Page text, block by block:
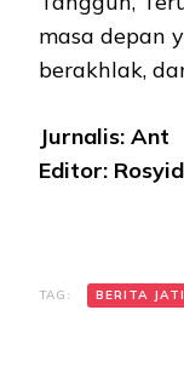
masa depan
berakhlak,
Jurnalis: Ant
Editor: Rosyid
TAG: BERITA